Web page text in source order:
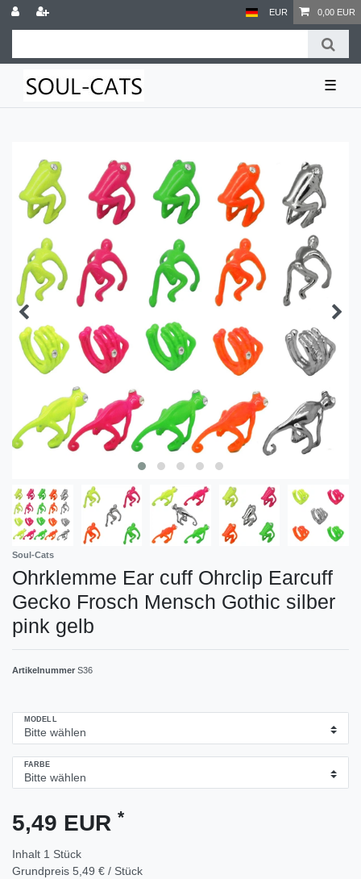
EUR 0,00 EUR
☰
Soul-Cats
Ohrklemme Ear cuff Ohrclip Earcuff
Gecko Frosch Mensch Gothic silber
pink gelb
Artikelnummer S36
MODELL
FARBE
5,49 EUR *
Inhalt 1 Stück
Grundpreis 5,49 € / Stück